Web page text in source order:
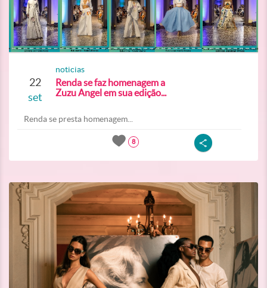
22
set
noticias
Renda se faz homenagem a
Zuzu Angel em sua edição...
Renda se presta homenagem...
8